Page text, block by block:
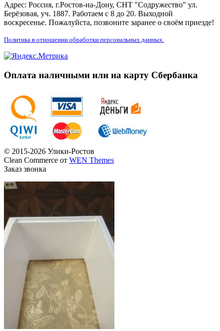
Адрес: Россия, г.Ростов-на-Дону, СНТ "Содружество" ул.
Берёзовая, уч. 1887. Работаем с 8 до 20. Выходной
воскресенье. Пожалуйста, позвоните заранее о своём приезде!
Политика в отношении обработки персональных данных.
Оплата наличными или на карту Сбербанка
© 2015-2026 Улики-Ростов
Clean Commerce от WEN Themes
Заказ звонка